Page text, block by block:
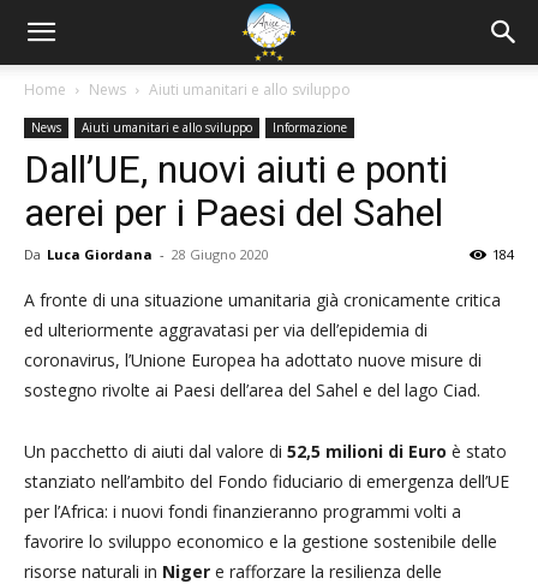
Home News Aiuti umanitari e allo sviluppo
News Aiuti umanitari e allo sviluppo Informazione
Dall’UE, nuovi aiuti e ponti
aerei per i Paesi del Sahel
Da Luca Giordana - 28 Giugno 2020 184
A fronte di una situazione umanitaria già cronicamente critica
ed ulteriormente aggravatasi per via dell’epidemia di
coronavirus, l’Unione Europea ha adottato nuove misure di
sostegno rivolte ai Paesi dell’area del Sahel e del lago Ciad.
Un pacchetto di aiuti dal valore di 52,5 milioni di Euro è stato
stanziato nell’ambito del Fondo fiduciario di emergenza dell’UE
per l’Africa: i nuovi fondi finanzieranno programmi volti a
favorire lo sviluppo economico e la gestione sostenibile delle
risorse naturali in Niger e rafforzare la resilienza delle